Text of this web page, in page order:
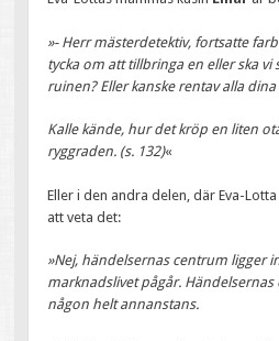
»- Herr mästerdetektiv, fortsatte
tycka om att tillbringa en eller ska vi
ruinen? Eller kanske rentav alla
Kalle kände, hur det kröp en liten
ryggraden. (s. 132)«
Eller i den andra delen, där Eva-
att veta det:
»Nej, händelsernas centrum ligger
marknadslivet pågår.
någon helt annanstans.